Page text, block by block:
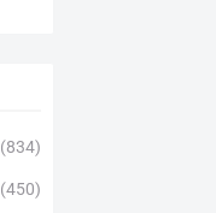
(834)
(450)